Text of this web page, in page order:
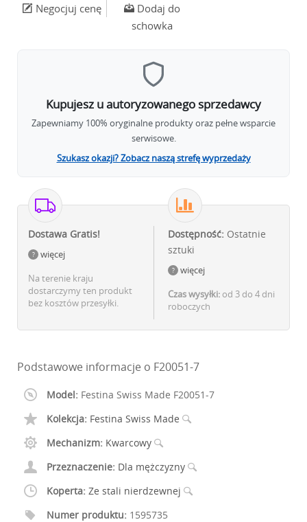
Negocjuj cenę
Dodaj do
schowka
Kupujesz u autoryzowanego sprzedawcy
Zapewniamy 100% oryginalne produkty oraz pełne wsparcie
serwisowe.
Szukasz okazji? Zobacz naszą strefę wyprzedaży
Dostawa Gratis!
więcej
Na terenie kraju
dostarczymy ten produkt
bez kosztów przesyłki.
Dostępność: Ostatnie
sztuki
więcej
Czas wysyłki: od 3 do 4 dni
roboczych
Podstawowe informacje o F20051-7
Model: Festina Swiss Made F20051-7
Kolekcja: Festina Swiss Made
Mechanizm: Kwarcowy
Przeznaczenie: Dla mężczyzny
Koperta: Ze stali nierdzewnej
Numer produktu: 1595735